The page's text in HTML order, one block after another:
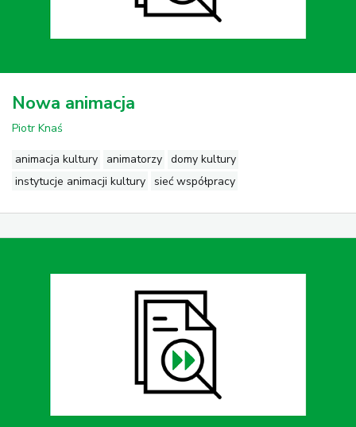
Nowa animacja
Piotr Knaś
animacja kultury animatorzy
domy kultury
instytucje animacji kultury
sieć współpracy